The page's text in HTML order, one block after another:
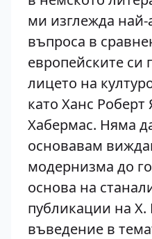
ми изглежда най-
въпроса в
европейските си
лицето на
като Ханс
Хабермас. Няма
основавам
модернизма до
основа на
публикации на X.
въведение в